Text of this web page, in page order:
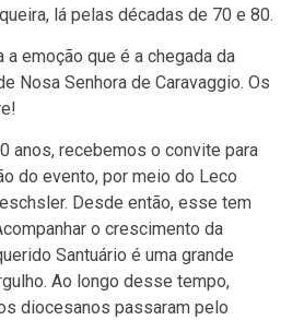
lá pelas décadas de 70 e 80.
a emoção que é a chegada da
Nosa Senhora de Caravaggio. Os
anos, recebemos o convite para
do evento, por meio do Leco
Desde então, esse tem
o crescimento da
Santuário é uma grande
Ao longo desse tempo,
diocesanos passaram pelo